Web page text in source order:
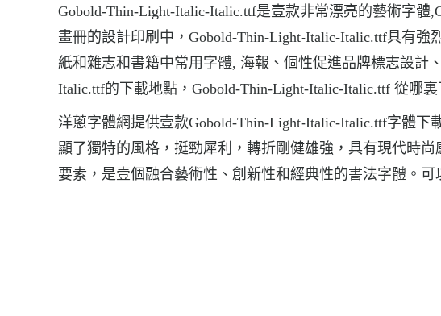
Gobold-Thin-Light-Italic-Italic.ttf是壹款非常漂亮的藝術字體
畫冊的設計印刷中，Gobold-Thin-Light-Italic-Italic.ttf具有強
紙和雜志和書籍中常用字體, 海報、個性促進品牌標志設計
Italic.ttf的下載地點，Gobold-Thin-Light-Italic-Italic.ttf 從哪
洋蔥字體網提供壹款Gobold-Thin-Light-Italic-Italic.ttf字體
顯了獨特的風格，挺勁犀利，轉折剛健雄強，具有現代時
要素，是壹個融合藝術性、創新性和經典性的書法字體。